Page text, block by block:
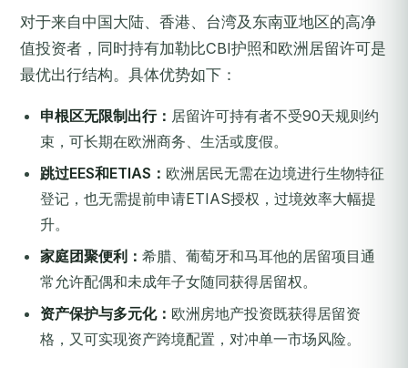
对于来自中国大陆、香港、台湾及东南亚地区的高净
值投资者，同时持有加勒比CBI护照和欧洲居留许可是
最优出行结构。具体优势如下：
申根区无限制出行： 居留许可持有者不受90天规则约
束，可长期在欧洲商务、生活或度假。
跳过EES和ETIAS： 欧洲居民无需在边境进行生物特征
登记，也无需提前申请ETIAS授权，过境效率大幅提
升。
家庭团聚便利： 希腊、葡萄牙和马耳他的居留项目通
常允许配偶和未成年子女随同获得居留权。
资产保护与多元化： 欧洲房地产投资既获得居留资
格，又可实现资产跨境配置，对冲单一市场风险。